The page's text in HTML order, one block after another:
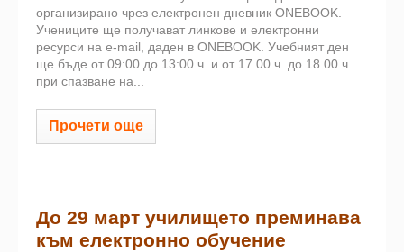
организирано чрез електронен дневник ONEBOOK.
Учениците ще получават линкове и електронни
ресурси на e-mail, даден в ONEBOOK. Учебният ден
ще бъде от 09:00 до 13:00 ч. и от 17.00 ч. до 18.00 ч.
при спазване на...
Прочети още
До 29 март училището преминава
към електронно обучение